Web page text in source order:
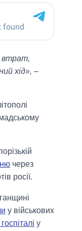
втрат,
хід», –
через
росії.
у військових
у